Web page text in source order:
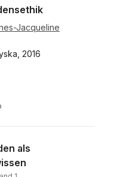
Jacqueline
2016
als